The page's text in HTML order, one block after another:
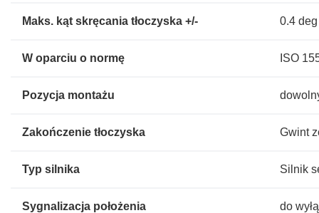
Maks. kąt skręcania tłoczyska +/- 0.4 deg
W oparciu o normę ISO
Pozycja montażu
Zakończenie tłoczyska Gwint
Typ silnika Silnik
Sygnalizacja położenia do